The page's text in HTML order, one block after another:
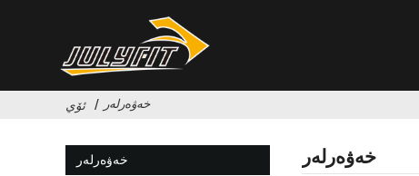
ئۆي خەۋەرلەر
خەۋەرلەر خەۋەرلەر